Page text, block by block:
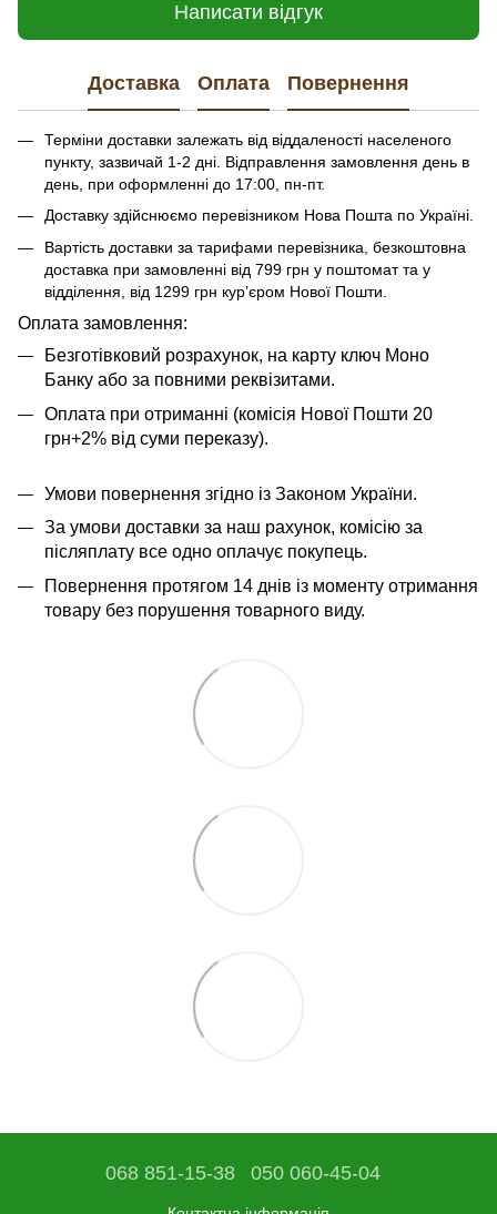
Написати відгук
Доставка Оплата Повернення
Терміни доставки залежать від віддаленості населеного
пункту, зазвичай 1-2 дні. Відправлення замовлення день в
день, при оформленні до 17:00, пн-пт.
Доставку здійснюємо перевізником Нова Пошта по Україні.
Вартість доставки за тарифами перевізника, безкоштовна
доставка при замовленні від 799 грн у поштомат та у
відділення, від 1299 грн кур’єром Нової Пошти.
​​​​Оплата замовлення:
Безготівковий розрахунок, на карту ключ Моно
Банку або за повними реквізитами.
Оплата при отриманні (комісія Нової Пошти 20
грн+2% від суми переказу).
Умови повернення згідно із Законом України.
За умови доставки за наш рахунок, комісію за
післяплату все одно оплачує покупець.
Повернення протягом 14 днів із моменту отримання
товару без порушення товарного виду.
068 851-15-38 050 060-45-04